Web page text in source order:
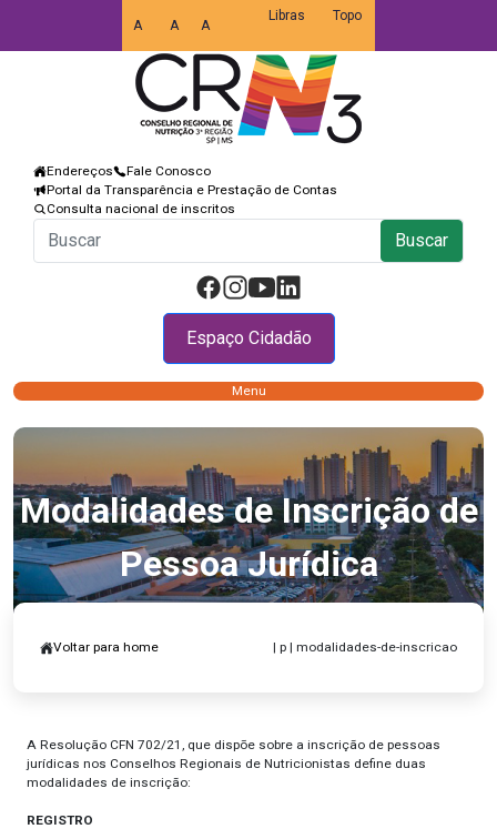
A A A
Topo
Endereços
Fale Conosco
Portal da Transparência e Prestação de Contas
Consulta nacional de inscritos
Buscar
Espaço Cidadão
Menu
Modalidades de Inscrição de
Pessoa Jurídica
Voltar para home | p | modalidades-de-inscricao
A Resolução CFN 702/21, que dispõe sobre a inscrição de pessoas
jurídicas nos Conselhos Regionais de Nutricionistas define duas
modalidades de inscrição:
REGISTRO